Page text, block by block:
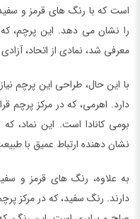
است که با رنگ های قرمز و
معرفی شد، نمادی از اتحاد،
با این حال، طراحی این پرچم
دارد. اهرمی، که در مرکز پرچم
بومی کانادا است. این
نشان دهنده ارتباط عمیق با
به علاوه، رنگ های قرمز و
دارند. رنگ سفید، که در مرکز